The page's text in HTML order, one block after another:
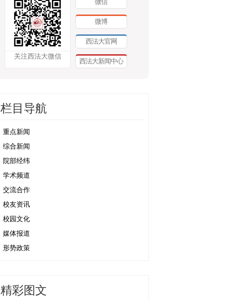
关注西法大微信
微博
西法大官网
西法大新闻中心
栏目导航
重点新闻
综合新闻
院部经纬
学术频道
交流合作
校友资讯
校园文化
媒体报道
形势政策
精彩图文